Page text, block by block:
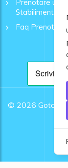
Prenotare una
Stabilimenti -
Faq
© 2026